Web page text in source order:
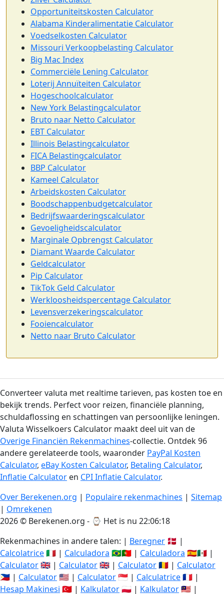
Opportuniteitskosten Calculator
Alabama Kinderalimentatie Calculator
Voedselkosten Calculator
Missouri Verkoopbelasting Calculator
Big Mac Index
Commerciële Lening Calculator
Loterij Annuïteiten Calculator
Hogeschoolcalculator
New York Belastingcalculator
Bruto naar Netto Calculator
EBT Calculator
Illinois Belastingcalculator
FICA Belastingcalculator
BBP Calculator
Kameel Calculator
Arbeidskosten Calculator
Boodschappenbudgetcalculator
Bedrijfswaarderingscalculator
Gevoeligheidscalculator
Marginale Opbrengst Calculator
Diamant Waarde Calculator
Geldcalculator
Pip Calculator
TikTok Geld Calculator
Werkloosheidspercentage Calculator
Levensverzekeringscalculator
Fooiencalculator
Netto naar Bruto Calculator
Converteer valuta met realtime tarieven, pas kosten toe en
bekijk trends. Perfect voor reizen, financiële planning,
schuldaflossing en schattingen van persoonlijke leningen.
Valuta Wisselkoers Calculator maakt deel uit van de
Overige Financiën Rekenmachines-collectie. Ontdek 96
andere gerelateerde tools, waaronder PayPal Kosten
Calculator, eBay Kosten Calculator, Betaling Calculator,
Inflatie Calculator en CPI Inflatie Calculator.
Over Berekenen.org | Populaire rekenmachines | Sitemap
| Omrekenen
2026 © Berekenen.org - ⌚ Het is nu 22:06:19
Rekenmachines in andere talen: | Beregner 🇩🇰 |
Calcolatrice🇮🇹 | Calculadora 🇧🇷🇵🇹 | Calculadora 🇪🇸🇲🇽 |
Calculator🇬🇧 | Calculator🇬🇧 | Calculator🇷🇴 | Calculator
🇵🇭 | Calculator🇺🇸 | Calculator🇸🇬 | Calculatrice🇫🇷 |
Hesap Makinesi 🇹🇷 | Kalkulator🇵🇱 | Kalkulator🇲🇾 |